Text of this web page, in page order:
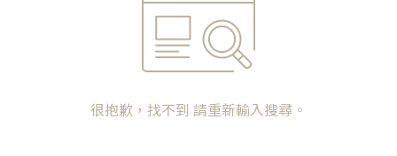
很抱歉，找不到 請重新輸入搜尋。